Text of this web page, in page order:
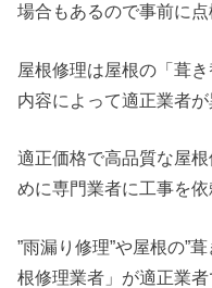
場合もあるので事前に
屋根修理は屋根の「葺
内容によって適正業者が
適正価格で高品質な屋
めに専門業者に工事を依
”雨漏り修理”や屋根の”
根修理業者」が適正業者